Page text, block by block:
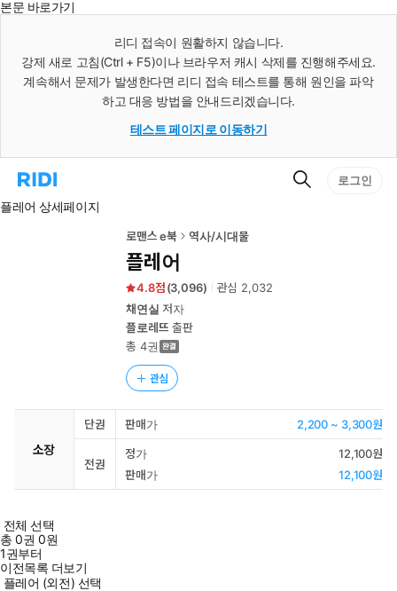
본문 바로가기
리디 접속이 원활하지 않습니다.
강제 새로 고침(Ctrl + F5)이나 브라우저 캐시 삭제를 진행해주세요.
계속해서 문제가 발생한다면 리디 접속 테스트를 통해 원인을 파악
하고 대응 방법을 안내드리겠습니다.
테스트 페이지로 이동하기
리
홈
검
로그인
플레어 상세페이지
로맨스 e북 역사/시대물
플레어
4.8 (3,096) 관심 2,032
채연실 저자
플로레뜨 출판
총 4권
관심
소장
단권 판매가 2,200 ~ 3,300원
전권
정가
12,100원
판매가
12,100원
전체 선택
총0권 0원
1권부터
이전목록 더보기
플레어 (외전) 선택